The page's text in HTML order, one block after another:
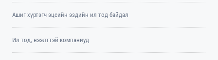
Ашиг хүртэгч эцсийн эздийн ил тод байдал
Ил тод, нээлттэй компаниуд